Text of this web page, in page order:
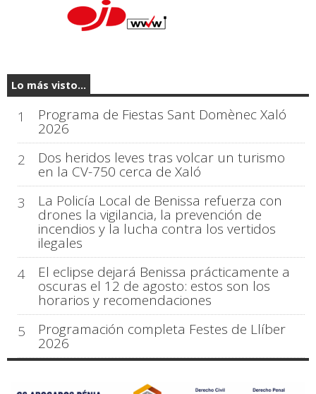
Lo más visto...
1 Programa de Fiestas Sant Domènec Xaló
2026
2
Dos heridos leves tras volcar un turismo
en la CV-750 cerca de Xaló
3
La Policía Local de Benissa refuerza con
drones la vigilancia, la prevención de
incendios y la lucha contra los vertidos
ilegales
4
El eclipse dejará Benissa prácticamente a
oscuras el 12 de agosto: estos son los
horarios y recomendaciones
5
Programación completa Festes de Llíber
2026